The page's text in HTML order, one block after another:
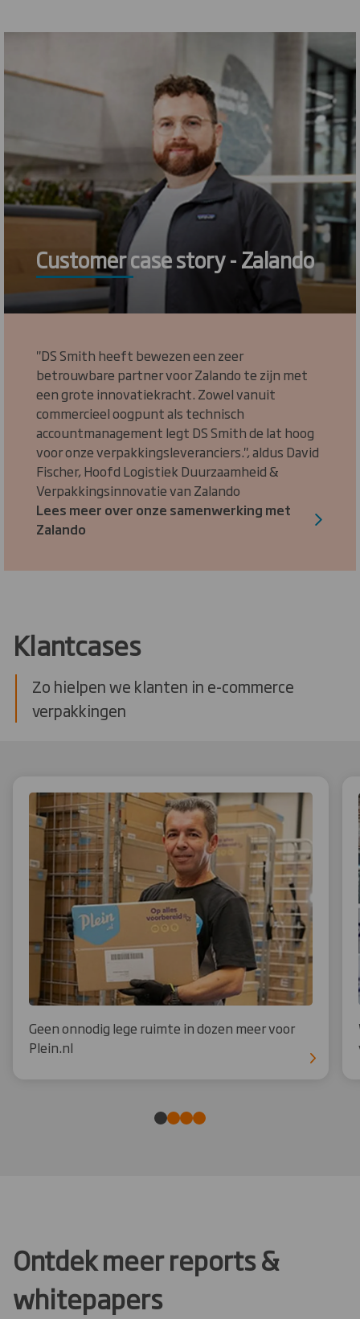
Customer case story - Zalando
"DS Smith heeft bewezen een zeer
betrouwbare partner voor Zalando te zijn met
een grote innovatiekracht. Zowel vanuit
commercieel oogpunt als technisch
accountmanagement legt DS Smith de lat hoog
voor onze verpakkingsleveranciers.", aldus David
Fischer, Hoofd Logistiek Duurzaamheid &
Verpakkingsinnovatie van Zalando
Lees meer over onze samenwerking met
Zalando
Klantcases
Zo hielpen we klanten in e-commerce
verpakkingen
Geen onnodig lege ruimte in dozen meer voor
Plein.nl
Ontdek meer reports &
whitepapers